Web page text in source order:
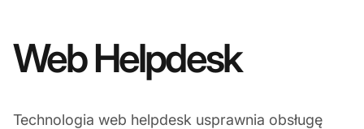
Web Helpdesk
Technologia web helpdesk usprawnia obsługę